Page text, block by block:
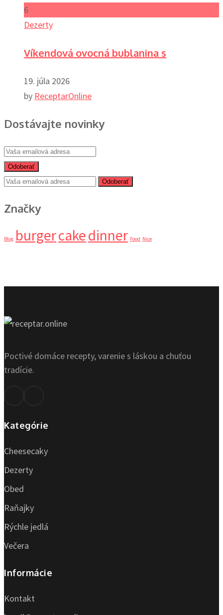
6
Dezerty
Víkendová ovocná bublanina s
19. júla 2026
by ReceptarOnline
Dostávajte novinky
Odoberať
Odoberať
Značky
Blog burgercakedinner Food Nice
Poctivé domáce recepty, varenie s láskou a chuťou
tradície.
Kategórie
Cheesecaky
Dezerty
Obed
Raňajky
Rýchle jedlá
Večera
Informácie
Kontakt